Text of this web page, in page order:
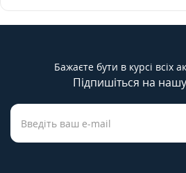
Бажаєте бути в курсі всіх
Підпишіться на